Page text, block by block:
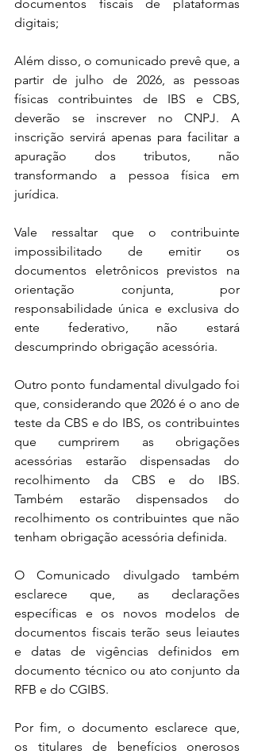
documentos fiscais de plataformas
digitais;
Além disso, o comunicado prevê que, a
partir de julho de 2026, as pessoas
físicas contribuintes de IBS e CBS,
deverão se inscrever no CNPJ. A
inscrição servirá apenas para facilitar a
apuração dos tributos, não
transformando a pessoa física em
jurídica.
Vale ressaltar que o contribuinte
impossibilitado de emitir os
documentos eletrônicos previstos na
orientação conjunta, por
responsabilidade única e exclusiva do
ente federativo, não estará
descumprindo obrigação acessória.
Outro ponto fundamental divulgado foi
que, considerando que 2026 é o ano de
teste da CBS e do IBS, os contribuintes
que cumprirem as obrigações
acessórias estarão dispensadas do
recolhimento da CBS e do IBS.
Também estarão dispensados do
recolhimento os contribuintes que não
tenham obrigação acessória definida.
O Comunicado divulgado também
esclarece que, as declarações
específicas e os novos modelos de
documentos fiscais terão seus leiautes
e datas de vigências definidos em
documento técnico ou ato conjunto da
RFB e do CGIBS.
Por fim, o documento esclarece que,
os titulares de benefícios onerosos